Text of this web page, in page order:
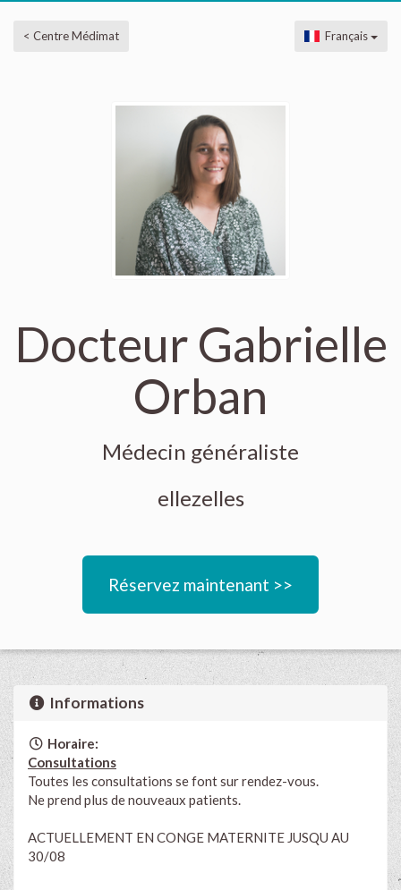
< Centre Médimat Français
Docteur Gabrielle
Orban
Médecin généraliste
ellezelles
Réservez maintenant >>
Informations
Horaire:
Consultations
Toutes les consultations se font sur rendez-vous.
Ne prend plus de nouveaux patients.
ACTUELLEMENT EN CONGE MATERNITE JUSQU AU
30/08